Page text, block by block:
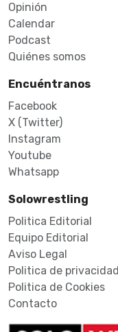
Opinión
Calendar
Podcast
Quiénes somos
Encuéntranos
Facebook
X (Twitter)
Instagram
Youtube
Whatsapp
Solowrestling
Politica Editorial
Equipo Editorial
Aviso Legal
Politica de privacidad
Politica de Cookies
Contacto